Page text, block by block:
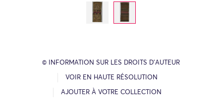
© INFORMATION SUR LES DROITS D’AUTEUR
VOIR EN HAUTE RÉSOLUTION
AJOUTER À VOTRE COLLECTION